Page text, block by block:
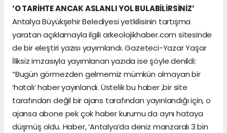
‘O TARİHTE ANCAK ASLANLI YOL BULABİLİRSİNİZ’
Antalya Büyükşehir Belediyesi yetkilisinin tartışma
yaratan açıklamayla ilgiliarkeolojikhaber.com sitesinde
de bir eleştiri yazısı yayımlandı. Gazeteci-Yazar Yaşar
İliksiz imzasıyla yayımlanan yazıda ise şöyle denildi:
“Bugün görmezden gelmemiz mümkün olmayan bir
‘hatalı’ haber yayınlandı. Üstelik bu haber ,bir site
tarafından değil bir ajans tarafından yayınlandığı için, o
ajansa abone pek çok haber kurumu da aynı hataya
düşmüş oldu. Haber, ‘Antalya’da deniz manzaralı 3 bin